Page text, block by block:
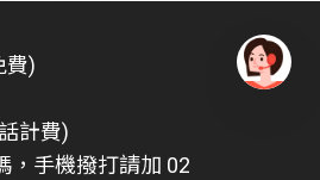
費)
計費)
，手機撥打請加 02